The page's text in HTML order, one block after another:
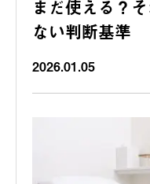
まだ使える？
ない判断基準
2026.01.05